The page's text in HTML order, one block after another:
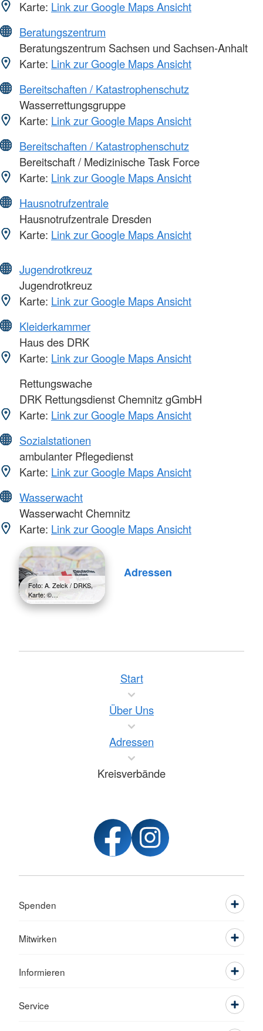
Karte: Link zur Google Maps Ansicht
Beratungszentrum
Beratungszentrum Sachsen und Sachsen-Anhalt
Karte: Link zur Google Maps Ansicht
Bereitschaften / Katastrophenschutz
Wasserrettungsgruppe
Karte: Link zur Google Maps Ansicht
Bereitschaften / Katastrophenschutz
Bereitschaft / Medizinische Task Force
Karte: Link zur Google Maps Ansicht
Hausnotrufzentrale
Hausnotrufzentrale Dresden
Karte: Link zur Google Maps Ansicht
Jugendrotkreuz
Jugendrotkreuz
Karte: Link zur Google Maps Ansicht
Kleiderkammer
Haus des DRK
Karte: Link zur Google Maps Ansicht
Rettungswache
DRK Rettungsdienst Chemnitz gGmbH
Karte: Link zur Google Maps Ansicht
Sozialstationen
ambulanter Pflegedienst
Karte: Link zur Google Maps Ansicht
Wasserwacht
Wasserwacht Chemnitz
Karte: Link zur Google Maps Ansicht
Foto: A. Zelck / DRKS,
Karte: ©…
Adressen
Start
Über Uns
Adressen
Kreisverbände
Spenden
Mitwirken
Informieren
Service